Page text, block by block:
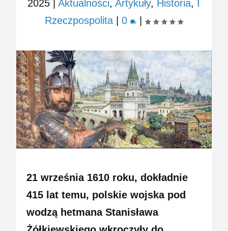
2025 |Aktualności,Artykuły, Historia, I
Rzeczpospolita |0 |
21 września 1610 roku, dokładnie
415 lat temu, polskie wojska pod
wodzą hetmana Stanisława